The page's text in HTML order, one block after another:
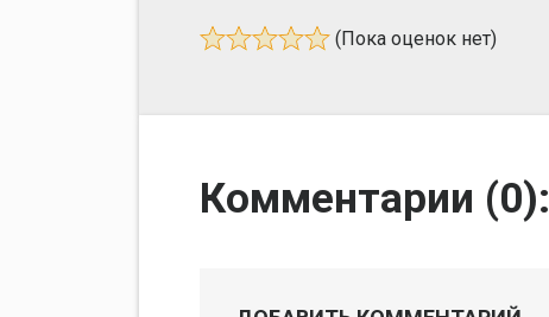
(Пока оценок нет)
Комментарии (0):